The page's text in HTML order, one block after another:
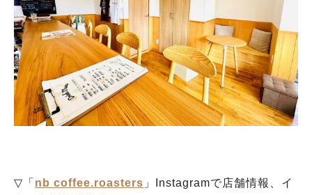
▽「 nb coffee.roasters 」Instagramで店舗情報、イ